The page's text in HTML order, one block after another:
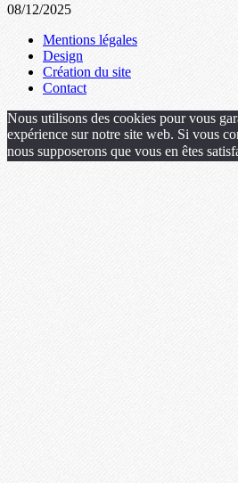
08/12/2025
Mentions légales
Design
Création du site
Contact
Nous utilisons des cookies pour vous
expérience sur notre site web. Si vous
nous supposerons que vous en êtes